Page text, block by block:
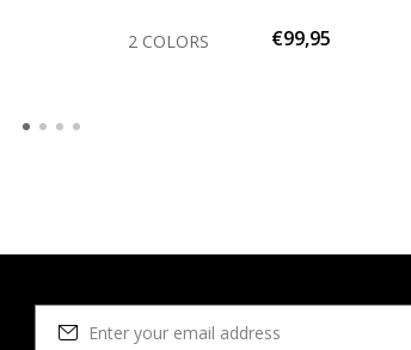
2 COLORS
€99,95